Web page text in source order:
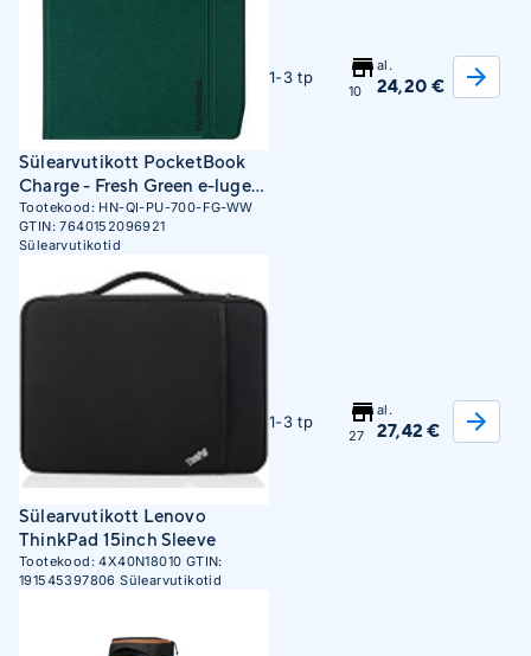
Sülearvutikott PocketBook
Charge - Fresh Green e-lugeri
kaaned 17,8 cm (7") Roheline
Tootekood: HN-QI-PU-700-FG-WW
GTIN:7640152096921
Sülearvutikotid
1-3 tp
10
al.
24,20 €
Sülearvutikott Lenovo
ThinkPad 15inch Sleeve
Tootekood:4X40N18010 GTIN:
191545397806 Sülearvutikotid
1-3 tp
27
al.
27,42 €